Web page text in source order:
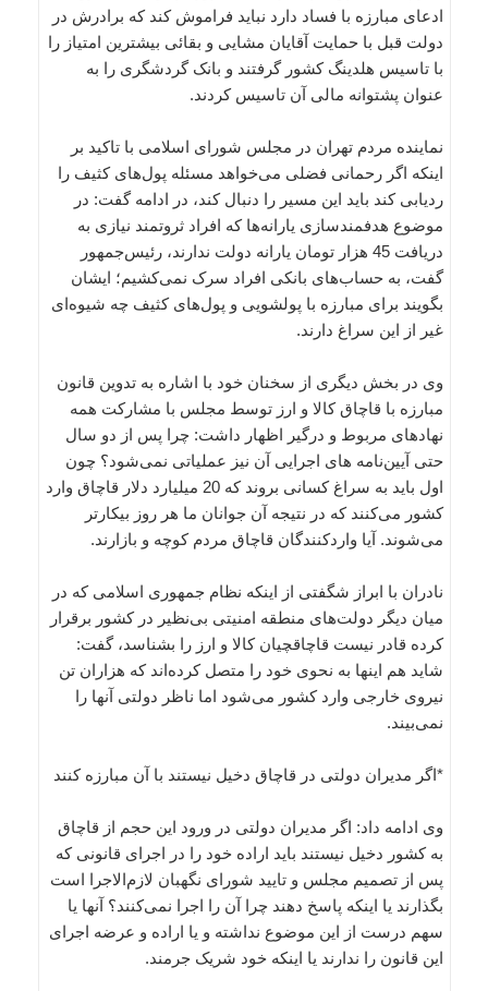
ادعای مبارزه با فساد دارد نباید فراموش کند که برادرش در
دولت قبل با حمایت آقایان مشایی و بقائی بیشترین امتیاز را
با تاسیس هلدینگ کشور گرفتند و بانک گردشگری را به
عنوان پشتوانه مالی آن تاسیس کردند.
نماینده مردم تهران در مجلس شورای اسلامی با تاکید بر
اینکه اگر رحمانی فضلی می‌خواهد مسئله پول‌های کثیف را
ردیابی کند باید این مسیر را دنبال کند، در ادامه گفت: در
موضوع هدفمندسازی یارانه‌ها که افراد ثروتمند نیازی به
دریافت 45 هزار تومان یارانه دولت ندارند، رئیس‌جمهور
گفت، به حساب‌های بانکی افراد سرک نمی‌کشیم؛ ایشان
بگویند برای مبارزه با پولشویی و پول‌های کثیف چه شیوه‌ای
غیر از این سراغ دارند.
وی در بخش دیگری از سخنان خود با اشاره به تدوین قانون
مبارزه با قاچاق کالا و ارز توسط مجلس با مشارکت همه
نهادهای مربوط و درگیر اظهار داشت: چرا پس از دو سال
حتی آیین‌نامه های اجرایی آن نیز عملیاتی نمی‌شود؟ چون
اول باید به سراغ کسانی بروند که 20 میلیارد دلار قاچاق وارد
کشور می‌کنند که در نتیجه آن جوانان ما هر روز بیکارتر
می‌شوند. آیا واردکنندگان قاچاق مردم کوچه و بازارند.
نادران با ابراز شگفتی از اینکه نظام جمهوری اسلامی که در
میان دیگر دولت‌های منطقه امنیتی بی‌نظیر در کشور برقرار
کرده قادر نیست قاچاقچیان کالا و ارز را بشناسد، گفت:
شاید هم اینها به نحوی خود را متصل کرده‌اند که هزاران تن
نیروی خارجی وارد کشور می‌شود اما ناظر دولتی آنها را
نمی‌بیند.
*اگر مدیران دولتی در قاچاق دخیل نیستند با آن مبارزه کنند
وی ادامه داد: اگر مدیران دولتی در ورود این حجم از قاچاق
به کشور دخیل نیستند باید اراده خود را در اجرای قانونی که
پس از تصمیم مجلس و تایید شورای نگهبان لازم‌الاجرا است
بگذارند یا اینکه پاسخ دهند چرا آن را اجرا نمی‌کنند؟ آنها یا
سهم درست از این موضوع نداشته و یا اراده و عرضه اجرای
این قانون را ندارند یا اینکه خود شریک جرمند.